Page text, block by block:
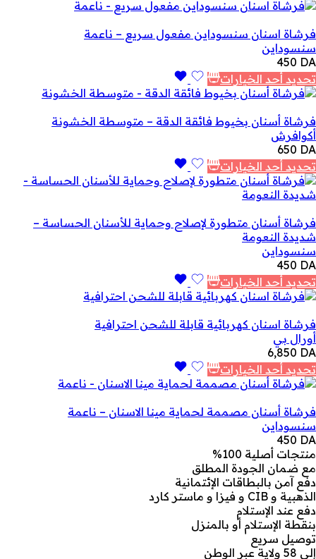
فرشاة اسنان سنسوداين مفعول سريع – ناعمة
سنسوداين
450 DA
تحديد أحد الخيارات
فرشاة أسنان بخيوط فائقة الدقة – متوسطة الخشونة
أكوافرش
650 DA
تحديد أحد الخيارات
فرشاة أسنان متطورة لإصلاح وحماية للأسنان الحساسة –
شديدة النعومة
سنسوداين
450 DA
تحديد أحد الخيارات
فرشاة اسنان كهربائية قابلة للشحن احترافية
أورال بي
6,850 DA
تحديد أحد الخيارات
فرشاة أسنان مصممة لحماية مينا الاسنان – ناعمة
سنسوداين
450 DA
منتجات أصلية 100%
مع ضمان الجودة المطلق
دفع آمن بالبطاقات الإئتمانية
الذهبية و CIB و فيزا و ماستر كارد
دفع عند الإستلام
بنقطة الإستلام أو بالمنزل
توصيل سريع
إلى 58 ولاية عبر الوطن